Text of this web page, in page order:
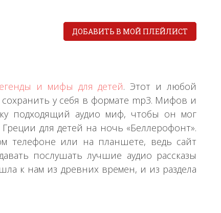
ДОБАВИТЬ В МОЙ ПЛЕЙЛИСТ
и мифы для детей. Этот и любой
у себя в формате mp3. Мифов и
подходящий аудио миф, чтобы он мог
для детей на ночь «Беллерофонт».
телефоне или на планшете, ведь сайт
послушать лучшие аудио рассказы
к нам из древних времен, и из раздела